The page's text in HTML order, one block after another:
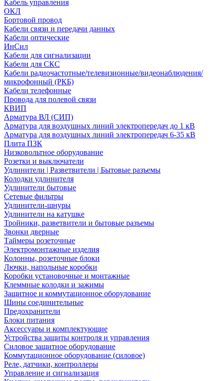
Кабель управления
ОКЛ
Бортовой провод
Кабели связи и передачи данных
Кабели оптические
ИнСил
Кабели для сигнализации
Кабели для СКС
Кабели радиочастотные/телевизионные/видеонаблюдения/
микрофонный (РКБ)
Кабели телефонные
Провода для полевой связи
КВИП
Арматура ВЛ (СИП)
Арматура для воздушных линий электропередач до 1 кВ
Арматура для воздушных линий электропередач 6-35 кВ
Плита ПЗК
Низковольтное оборудование
Розетки и выключатели
Удлинители | Разветвители | Бытовые разъемы
Колодки удлинителя
Удлинители бытовые
Сетевые фильтры
Удлинители-шнуры
Удлинители на катушке
Тройники, разветвители и бытовые разъемы
Звонки дверные
Таймеры розеточные
Электромонтажные изделия
Колонны, розеточные блоки
Лючки, напольные коробки
Коробки установочные и монтажные
Клеммные колодки и зажимы
Защитное и коммутационное оборудование
Шины соединительные
Предохранители
Блоки питания
Аксессуары и комплектующие
Устройства защиты контроля и управления
Силовое защитное оборудование
Коммутационное оборудование (силовое)
Реле, датчики, контроллеры
Управление и сигнализация